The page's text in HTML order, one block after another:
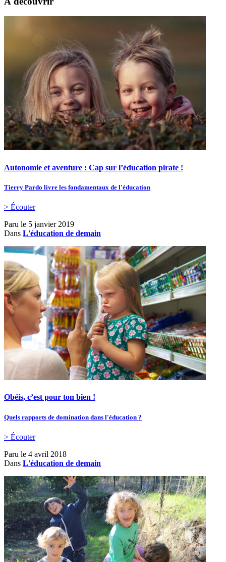
Autonomie et aventure : Cap sur l’éducation pirate !
Tierry Pardo livre les fondamentaux de l'éducation
> Écouter
Paru le 5 janvier 2019
Dans L'éducation de demain
Obéis, c’est pour ton bien !
Quels rapports de domination dans l'éducation ?
> Écouter
Paru le 4 avril 2018
Dans L'éducation de demain